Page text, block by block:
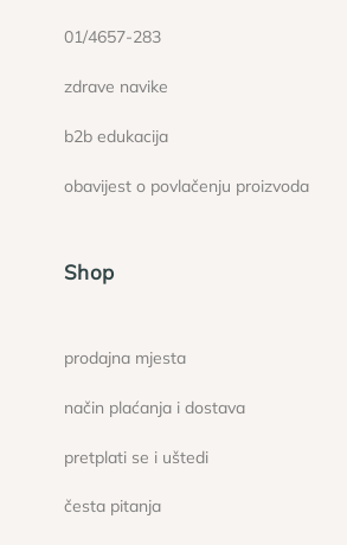
01/4657-283
zdrave navike
b2b edukacija
obavijest o povlačenju proizvoda
Shop
prodajna mjesta
način plaćanja i dostava
pretplati se i uštedi
česta pitanja